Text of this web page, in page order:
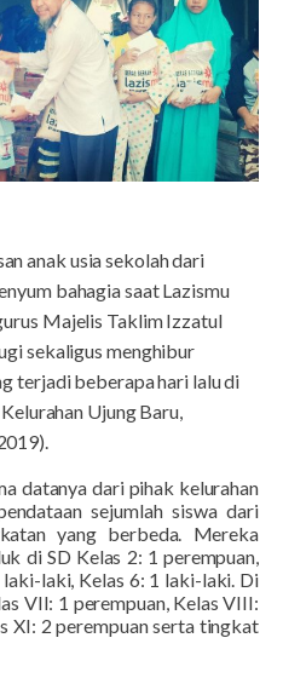
anak usia sekolah dari
bahagia saat Lazismu
Majelis Taklim Izzatul
sekaligus menghibur
terjadi beberapa hari lalu di
Ujung Baru,
.
datanya dari pihak kelurahan
sejumlah siswa dari
yang berbeda. Mereka
di SD Kelas 2: 1 perempuan,
laki-laki, Kelas 6: 1 laki-laki. Di
VII: 1 perempuan, Kelas VIII:
XI: 2 perempuan serta tingkat